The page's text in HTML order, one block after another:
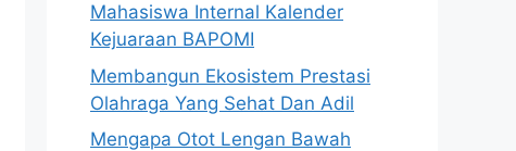
Mahasiswa Internal Kalender
Kejuaraan BAPOMI
Membangun Ekosistem Prestasi
Olahraga Yang Sehat Dan Adil
Mengapa Otot Lengan Bawah